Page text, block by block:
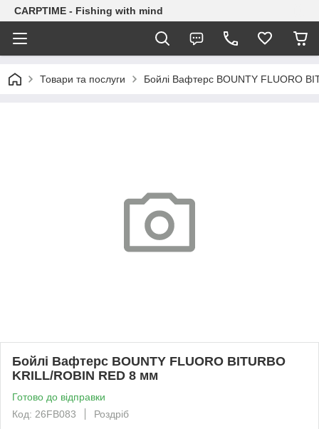
CARPTIME - Fishing with mind
Товари та послуги Бойлі Вафтерс BOUNTY FLUORO
Бойлі Вафтерс BOUNTY FLUORO BITURBO
KRILL/ROBIN RED 8 мм
Готово до відправки
Код: 26FB083
Роздріб